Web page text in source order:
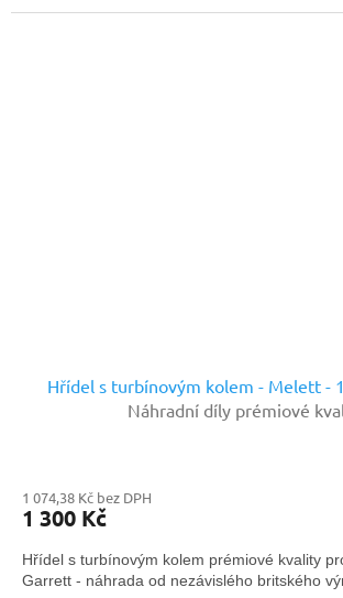
Hřídel s turbínovým kolem - Melett -
Náhradní díly prémiové
1 074,38 Kč bez DPH
1 300 Kč
Hřídel s turbínovým kolem prémiové kvality
Garrett - náhrada od nezávislého britského